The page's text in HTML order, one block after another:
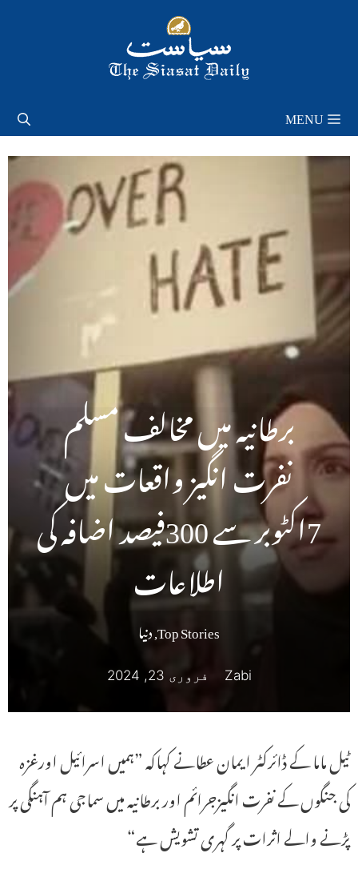
MENU
برطانیہ میں مخالف مسلم
نفرت انگیز واقعات میں
7اکٹوبر سے 300فیصد اضافہ کی
اطلاعات
Top Stories
,دنیا
Zabi فروری 23, 2024
ٹیل ماما کے ڈائرکٹر ایمان عطانے کہاکہ ”ہمیں اسرائیل اورغزہ
کی جنگوں کے نفرت انگیزجرائم اور برطانیہ میں سماجی ہم آہنگی پر
پڑنے والے اثرات پر گہری تشویش ہے“